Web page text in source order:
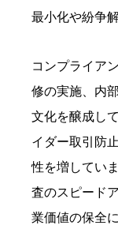
最小化や紛争
コンプライア
修の実施、内
文化を醸成し
イダー取引防
性を増してい
査のスピード
業価値の保全